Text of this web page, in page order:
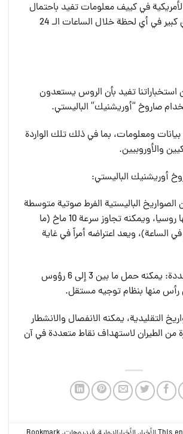
في كييف معلومات تفيد باحتمال
وقوع هجوم جوي كبير في أي لحظة خلال الساعات الـ 24
استخباراتنا تفيد بأن الروس يستعدون
صاروخ “أوريشنيك” الباليستي.
ومعلومات، بما في ذلك تلك الواردة
والأوروبيين.
أوريشنيك الباليستي:
الباليستية الفرط صوتية متوسطة
المدى التي طورتها روسيا، ويمكنه تجاوز سرعة 10 ماخ (ما
12,000 كم في الساعة)، ويعد اعتراضه أمراً في غاية
رؤوس حربية متعددة: يمكنه حمل ما بين 3 إلى 6 رؤوس
رأس منها بنظام توجيه مستقل.
التقليدية، يمكنه الانفصال والانشطار
من الطيران لاستهداف نقاط متعددة في آن